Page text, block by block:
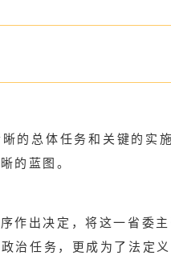
的总体任务和关键的实
的蓝图。
作出决定，将这一省委
治任务，更成为了法定